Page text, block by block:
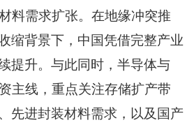
料需求扩张。在地缘冲突推
缩背景下，中国凭借完整产业
提升。与此同时，半导体与
主线，重点关注存储扩产带
先进封装材料需求，以及国产